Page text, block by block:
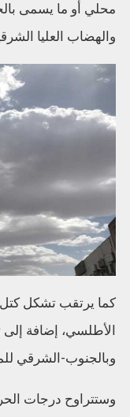
محلي أو ما يسمى
والهضاب العليا
كما يرتقب تشكل كتل
الأطلسي، إضافة إلى
وبالجنوب-الشرقي